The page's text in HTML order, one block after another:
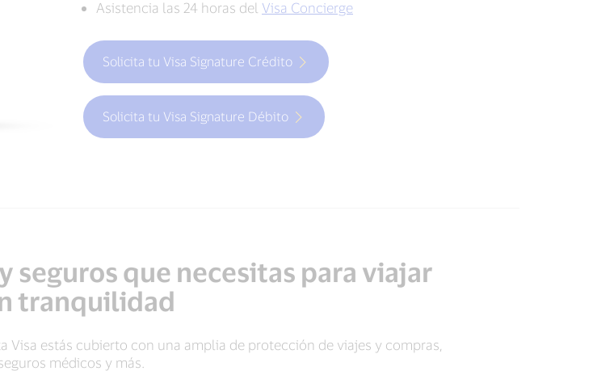
Asistencia las 24 horas del Visa Concierge
Solicita tu Visa Signature Crédito
Solicita tu Visa Signature Débito
seguros que necesitas para viajar
tranquilidad
estás cubierto con una amplia de protección de viajes y compras,
médicos y más.